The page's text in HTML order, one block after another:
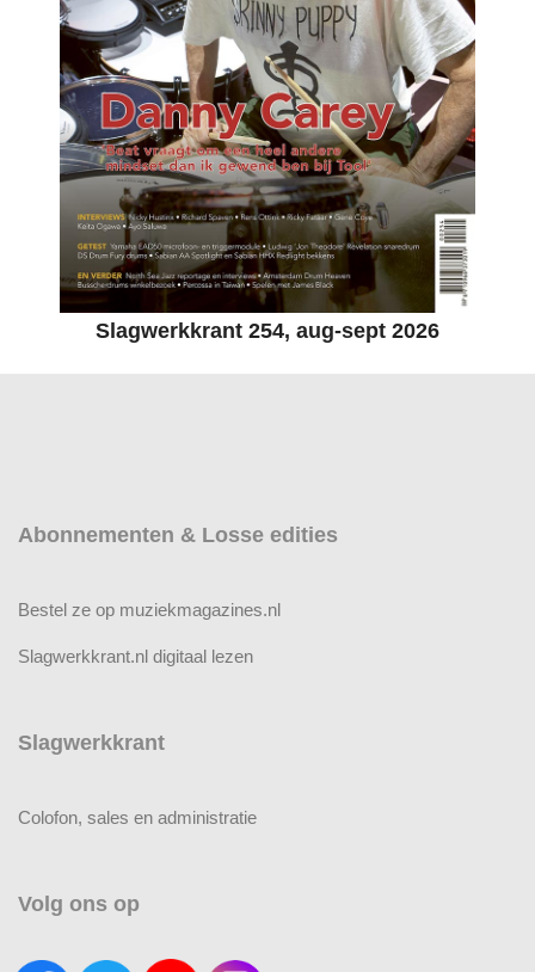
Slagwerkkrant 254, aug-sept 2026
Abonnementen & Losse edities
Bestel ze op muziekmagazines.nl
Slagwerkkrant.nl digitaal lezen
Slagwerkkrant
Colofon, sales en administratie
Volg ons op